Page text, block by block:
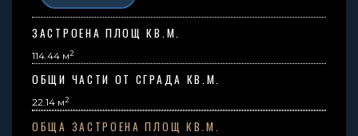
ЗАСТРОЕНА ПЛОЩ КВ.М.
114.44 м2
ОБЩИ ЧАСТИ ОТ СГРАДА КВ.М.
22.14 м2
ОБЩА ЗАСТРОЕНА ПЛОЩ КВ.М.